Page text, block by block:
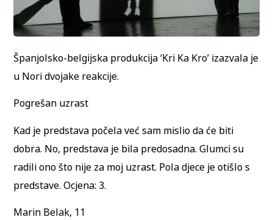
Španjolsko-belgijska produkcija ‘Kri Ka Kro’ izazvala je
u Nori dvojake reakcije.
Pogrešan uzrast
Kad je predstava počela već sam mislio da će biti
dobra. No, predstava je bila predosadna. Glumci su
radili ono što nije za moj uzrast. Pola djece je otišlo s
predstave. Ocjena: 3.
Marin Belak, 11